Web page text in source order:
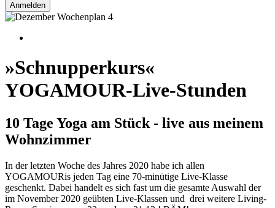
Anmelden
»Schnupperkurs«
YOGAMOUR-Live-Stunden
10 Tage Yoga am Stück - live aus meinem
Wohnzimmer
In der letzten Woche des Jahres 2020 habe ich allen
YOGAMOURis jeden Tag eine 70-minütige Live-Klasse
geschenkt. Dabei handelt es sich fast um die gesamte Auswahl der
im November 2020 geübten Live-Klassen und drei weitere Living-